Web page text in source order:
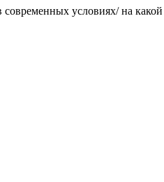
условиях/ на